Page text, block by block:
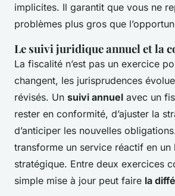
implicites. Il garantit que vous ne
problèmes plus gros que
Le suivi juridique annuel et la
La fiscalité n’est pas un exercice
changent, les jurisprudences
révisés. Un suivi annuel avec un
rester en conformité, d’ajuster la
d’anticiper les nouvelles
transforme un service réactif en un
stratégique. Entre deux exercices
simple mise à jour peut faire la